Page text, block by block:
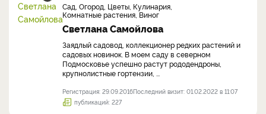
Сад, Огород, Цветы, Кулинария,
Комнатные растения, Виног
Светлана Самойлова
Заядлый садовод, коллекционер редких растений и
садовых новинок. В моем саду в северном
Подмосковье успешно растут рододендроны,
крупнолистные гортензии, ...
Регистрация: 29.09.2016Последний визит: 01.02.2022 в 11:07
публикаций: 227